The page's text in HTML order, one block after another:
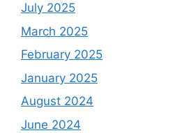
July 2025
March 2025
February 2025
January 2025
August 2024
June 2024